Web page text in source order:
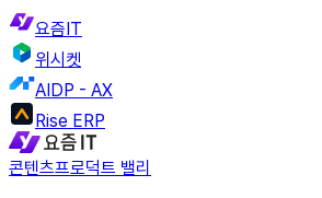
요즘IT
위시켓
AIDP - AX
Rise ERP
콘텐츠프로덕트 밸리